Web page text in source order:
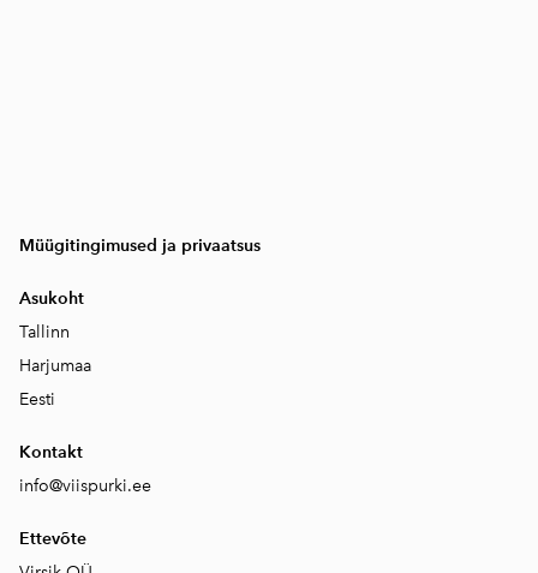
Müügitingimused ja privaatsus
Asukoht
Tallinn
Harjumaa
Eesti
Kontakt
info@viispurki.ee
Ettevõte